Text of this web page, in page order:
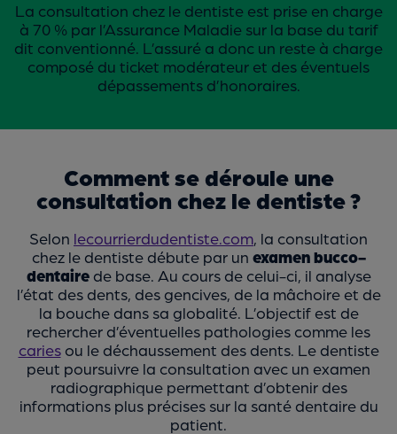
La consultation chez le dentiste est prise en charge
à 70 % par l’Assurance Maladie sur la base du tarif
dit conventionné. L’assuré a donc un reste à charge
composé du ticket modérateur et des éventuels
dépassements d’honoraires.
Comment se déroule une
consultation chez le dentiste ?
Selon lecourrierdudentiste.com , la consultation
chez le dentiste débute par un examen bucco-
dentairede base. Au cours de celui-ci, il analyse
l’état des dents, des gencives, de la mâchoire et de
la bouche dans sa globalité. L’objectif est de
rechercher d’éventuelles pathologies comme les
cariesou le déchaussement des dents. Le dentiste
peut poursuivre la consultation avec un examen
radiographique permettant d’obtenir des
informations plus précises sur la santé dentaire du
patient.